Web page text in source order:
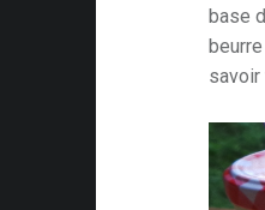
base